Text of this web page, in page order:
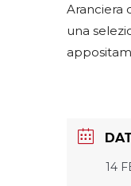
Aranciera
una
14